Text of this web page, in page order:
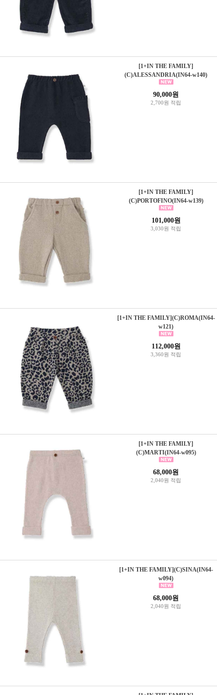
[1+IN THE FAMILY]
(C)ALESSANDRIA(IN64-w140)
90,000원
2,700원 적립
[1+IN THE FAMILY]
(C)PORTOFINO(IN64-w139)
101,000원
3,030원 적립
[1+IN THE FAMILY](C)ROMA(IN64-
w121)
112,000원
3,360원 적립
[1+IN THE FAMILY]
(C)MARTI(IN64-w095)
68,000원
2,040원 적립
[1+IN THE FAMILY](C)SINA(IN64-
w094)
68,000원
2,040원 적립